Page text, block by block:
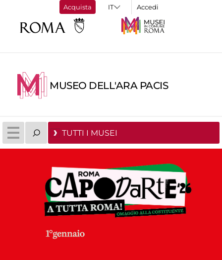
Acquista Accedi
MUSEO DELL'ARA PACIS
TUTTI I MUSEI